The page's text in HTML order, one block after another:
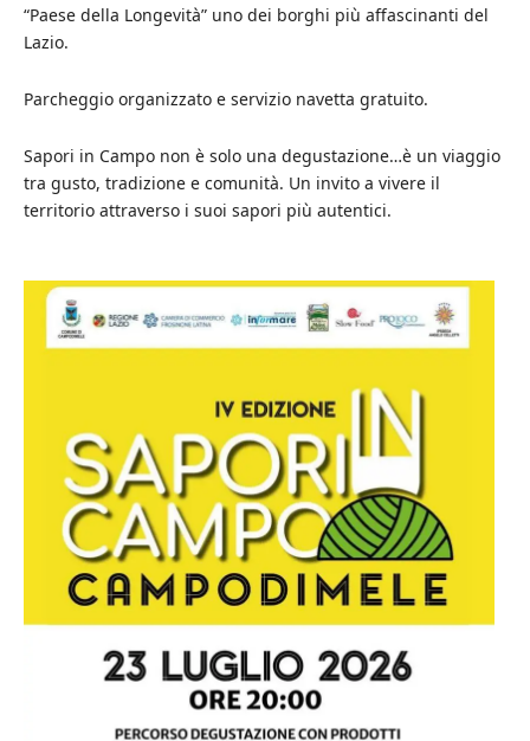
“Paese della Longevità” uno dei borghi più affascinanti del
Lazio.
Parcheggio organizzato e servizio navetta gratuito.
Sapori in Campo non è solo una degustazione…è un viaggio
tra gusto, tradizione e comunità. Un invito a vivere il
territorio attraverso i suoi sapori più autentici.